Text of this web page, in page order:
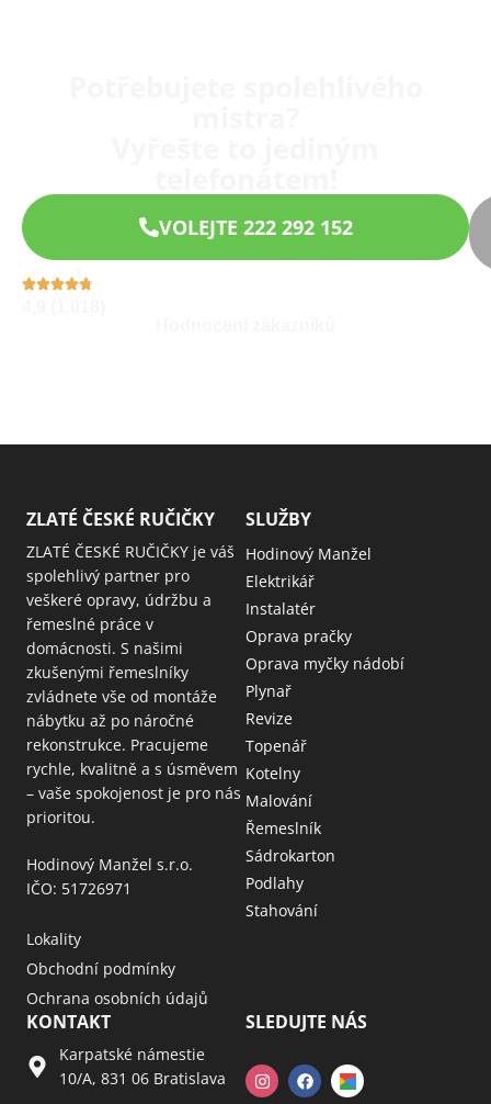
VOLEJTE 222 292 152
ZLATÉ ČESKÉ RUČIČKY
ZLATÉ ČESKÉ RUČIČKY je váš
spolehlivý partner pro
veškeré opravy, údržbu a
řemeslné práce v
domácnosti. S našimi
zkušenými řemeslníky
zvládnete vše od montáže
nábytku až po náročné
rekonstrukce. Pracujeme
rychle, kvalitně a s úsměvem
– vaše spokojenost je pro nás
prioritou.
Hodinový Manžel s.r.o.
IČO: 51726971
Lokality
Obchodní podmínky
Ochrana osobních údajů
SLUŽBY
Hodinový Manžel
Elektrikář
Instalatér
Oprava pračky
Oprava myčky nádobí
Plynař
Revize
Topenář
Kotelny
Malování
Řemeslník
Sádrokarton
Podlahy
Stahování
KONTAKT
Karpatské námestie
10/A, 831 06 Bratislava
SLEDUJTE NÁS